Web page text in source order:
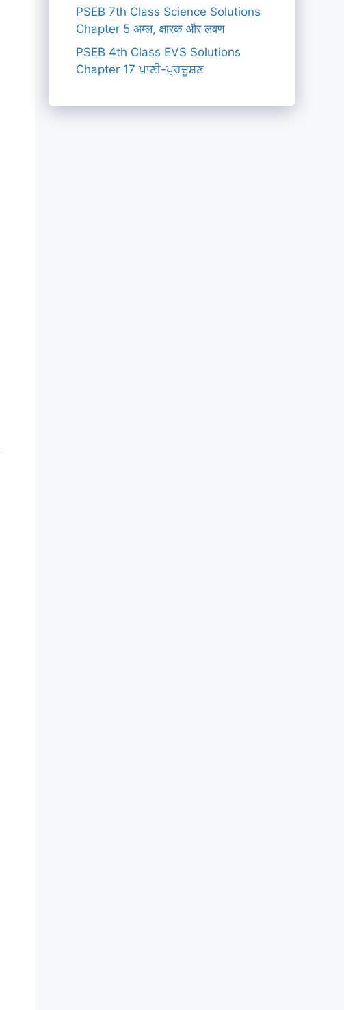
PSEB 7th Class Science Solutions
Chapter 5 अम्ल, क्षारक और लवण
PSEB 4th Class EVS Solutions
Chapter 17 ਪਾਣੀ-ਪ੍ਰਦੂਸ਼ਣ